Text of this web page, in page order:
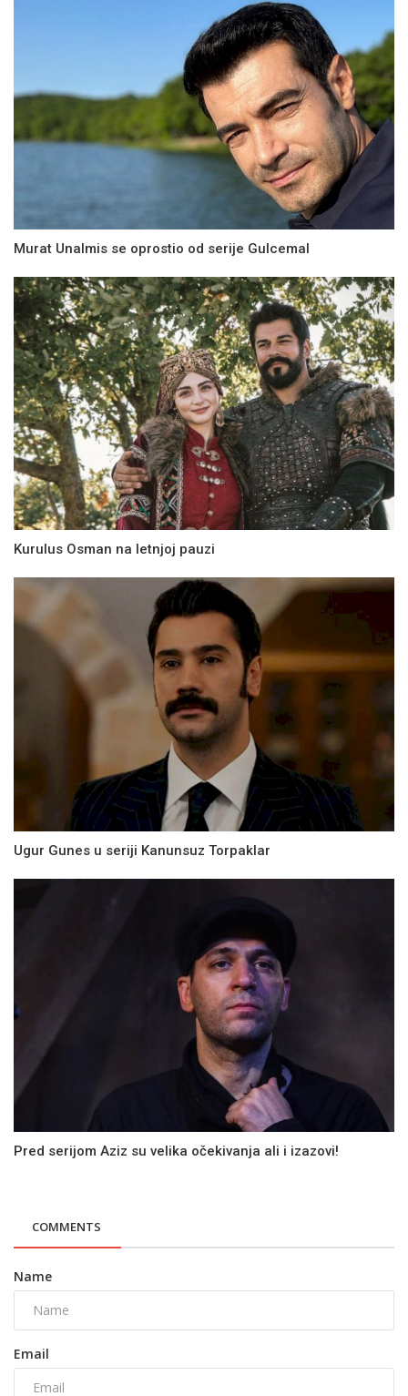
Murat Unalmis se oprostio od serije Gulcemal
Kurulus Osman na letnjoj pauzi
Ugur Gunes u seriji Kanunsuz Torpaklar
Pred serijom Aziz su velika očekivanja ali i izazovi!
COMMENTS
Name
Email